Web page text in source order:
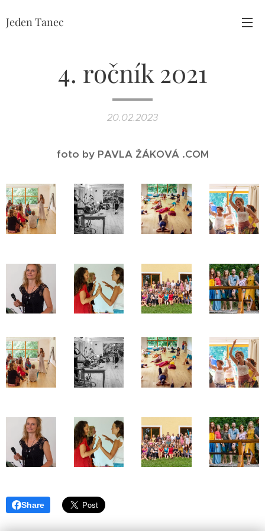
Jeden Tanec
4. ročník 2021
20.02.2023
foto by PAVLA ŽÁKOVÁ .COM
Share